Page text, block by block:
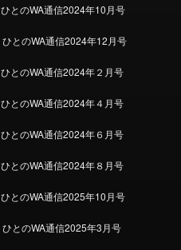
ひとのWA通信2024年10月号
ひとのWA通信2024年12月号
ひとのWA通信2024年２月号
ひとのWA通信2024年４月号
ひとのWA通信2024年６月号
ひとのWA通信2024年８月号
ひとのWA通信2025年10月号
ひとのWA通信2025年3月号